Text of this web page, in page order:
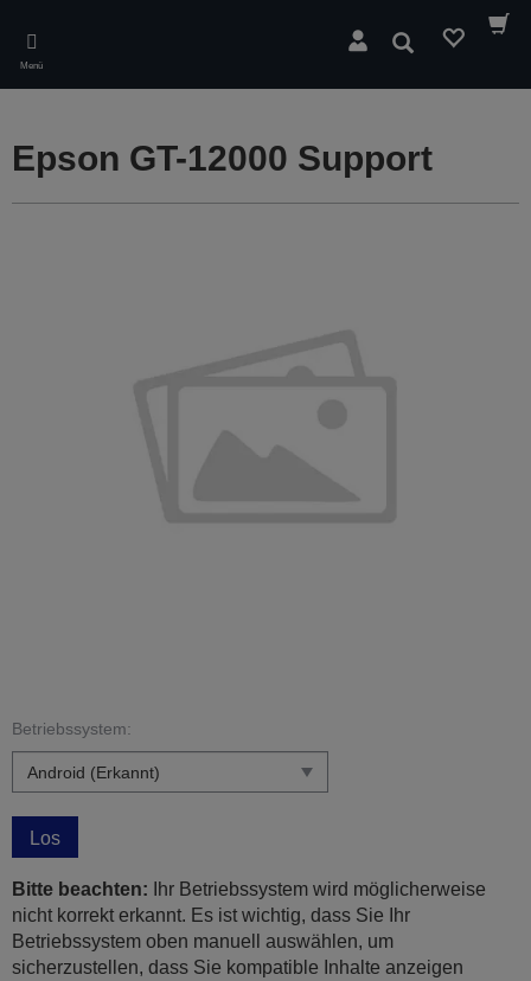
main
content
Menü
Suchen
Epson GT-12000 Support
Betriebssystem:
Los
Bitte beachten: Ihr Betriebssystem wird möglicherweise
nicht korrekt erkannt. Es ist wichtig, dass Sie Ihr
Betriebssystem oben manuell auswählen, um
sicherzustellen, dass Sie kompatible Inhalte anzeigen